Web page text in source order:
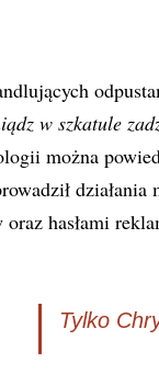
w szkatule
można
działania
hasłami
Tylko